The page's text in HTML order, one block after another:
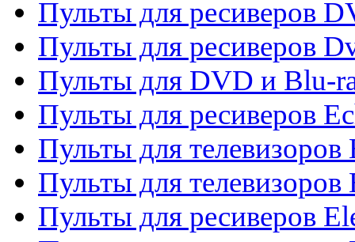
Пульты для ресиверов
Пульты для ресиверов
Пульты для DVD и Blu-
Пульты для ресиверов
Пульты для телевизоров
Пульты для телевизоров
Пульты для ресиверов